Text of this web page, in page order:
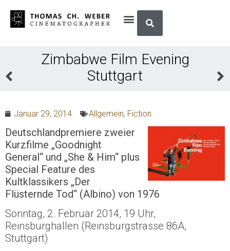
Zimbabwe Film Evening
Stuttgart
Januar 29, 2014 Allgemein, Fiction
Deutschlandpremiere zweier
Kurzfilme „Goodnight
General“ und „She & Him“ plus
Special Feature des
Kultklassikers „Der
Flüsternde Tod“ (Albino) von 1976
Sonntag, 2. Februar 2014, 19 Uhr,
Reinsburghallen (Reinsburgstrasse 86A,
Stuttgart)